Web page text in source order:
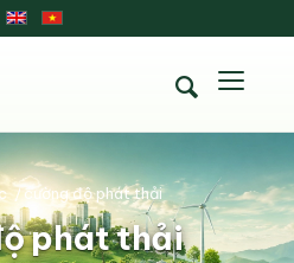
phát thải
/cường độ phát thải